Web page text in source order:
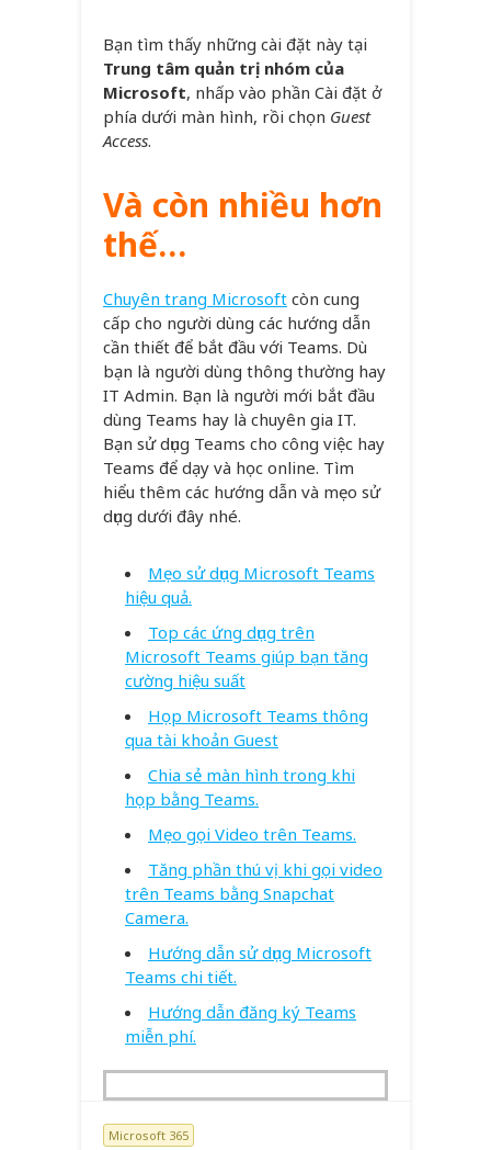
Bạn tìm thấy những cài đặt này tại
Trung tâm quản trị nhóm của
Microsoft, nhấp vào phần Cài đặt ở
phía dưới màn hình, rồi chọn Guest
Access.
Và còn nhiều hơn
thế…
Chuyên trang Microsoft còn cung
cấp cho người dùng các hướng dẫn
cần thiết để bắt đầu với Teams. Dù
bạn là người dùng thông thường hay
IT Admin. Bạn là người mới bắt đầu
dùng Teams hay là chuyên gia IT.
Bạn sử dụng Teams cho công việc hay
Teams để dạy và học online. Tìm
hiểu thêm các hướng dẫn và mẹo sử
dụng dưới đây nhé.
Mẹo sử dụng Microsoft Teams
hiệu quả.
Top các ứng dụng trên
Microsoft Teams giúp bạn tăng
cường hiệu suất
Họp Microsoft Teams thông
qua tài khoản Guest
Chia sẻ màn hình trong khi
họp bằng Teams.
Mẹo gọi Video trên Teams.
Tăng phần thú vị khi gọi video
trên Teams bằng Snapchat
Camera.
Hướng dẫn sử dụng Microsoft
Teams chi tiết.
Hướng dẫn đăng ký Teams
miễn phí.
Microsoft 365